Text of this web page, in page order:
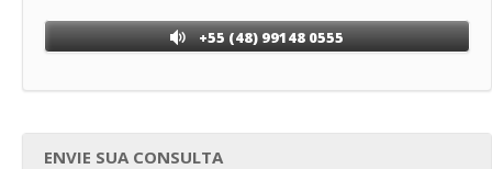
+55 (48) 99148 0555
ENVIE SUA CONSULTA